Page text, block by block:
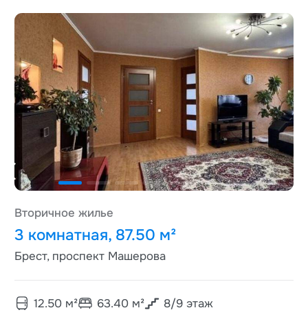
Вторичное жилье
3 комнатная, 87.50 м²
Брест, проспект Машерова
12.50м² 63.40м² 8/9этаж